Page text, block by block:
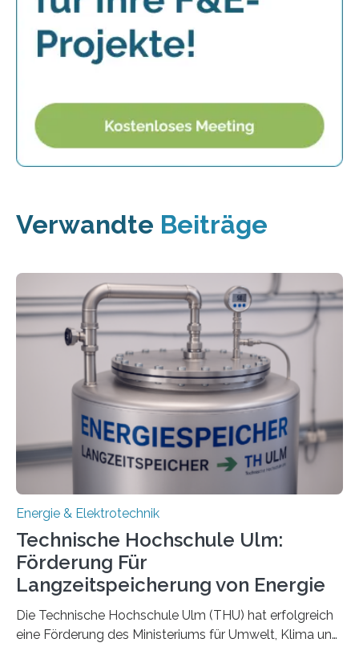
Verwandte Beiträge
Energie & Elektrotechnik
Technische Hochschule Ulm:
Förderung Für
Langzeitspeicherung von Energie
Die Technische Hochschule Ulm (THU) hat erfolgreich
eine Förderung des Ministeriums für Umwelt, Klima und